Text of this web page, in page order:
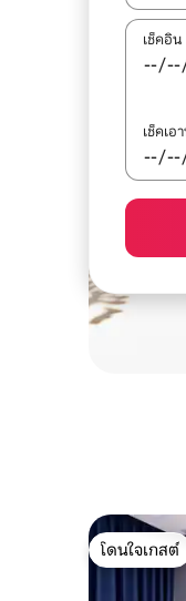
เช็คอิน
เช็คเอ
โดนใจเกสต์
โดนใจเกสต์